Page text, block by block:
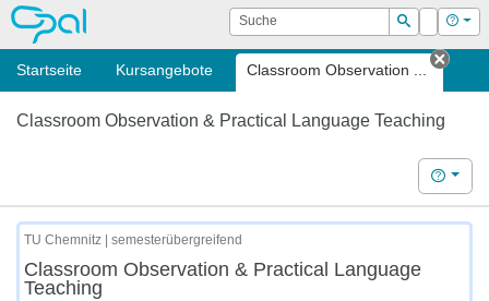
OPAL Suche
Suchen
Login Hilfe
Startseite Kursangebote Classroom Observation ...
Tab
Classroom Observation & Practical Language Teaching
Hilfe
TU Chemnitz | semesterübergreifend
Classroom Observation & Practical Language
Teaching